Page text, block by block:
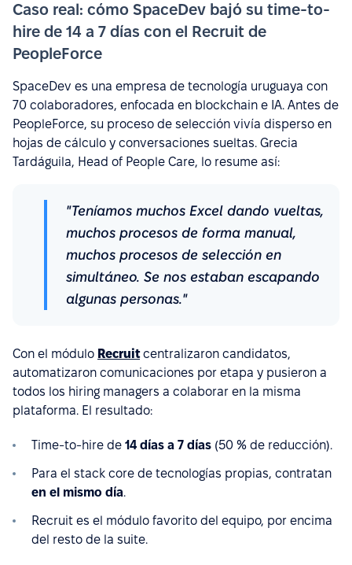
Caso real: cómo SpaceDev bajó su time-to-
hire de 14 a 7 días con el Recruit de
PeopleForce
SpaceDev es una empresa de tecnología uruguaya con
70 colaboradores, enfocada en blockchain e IA. Antes de
PeopleForce, su proceso de selección vivía disperso en
hojas de cálculo y conversaciones sueltas. Grecia
Tardáguila, Head of People Care, lo resume así:
"Teníamos muchos Excel dando vueltas,
muchos procesos de forma manual,
muchos procesos de selección en
simultáneo. Se nos estaban escapando
algunas personas."
Con el módulo Recruit centralizaron candidatos,
automatizaron comunicaciones por etapa y pusieron a
todos los hiring managers a colaborar en la misma
plataforma. El resultado:
Time-to-hire de 14 días a 7 días (50 % de reducción).
Para el stack core de tecnologías propias, contratan
en el mismo día.
Recruit es el módulo favorito del equipo, por encima
del resto de la suite.